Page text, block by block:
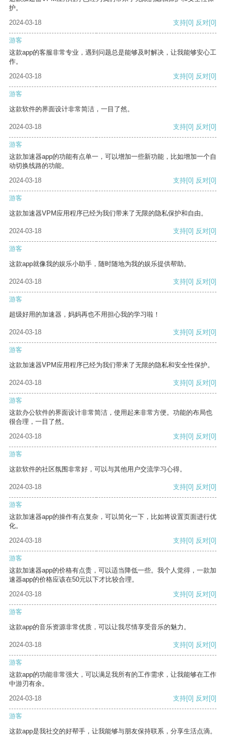
护。
2024-03-18
支持[0] 反对[0]
游客
这款app的客服非常专业，遇到问题总是能够及时解决，让我能够安心工
作。
2024-03-18
支持[0] 反对[0]
游客
这款软件的界面设计非常简洁，一目了然。
2024-03-18 支持[0] 反对[0]
游客
这款加速器app的功能有点单一，可以增加一些新功能，比如增加一个自
动切换线路的功能。
2024-03-18
支持[0] 反对[0]
游客
这款加速器VPM应用程序已经为我们带来了无限的隐私保护和自由。
2024-03-18 支持[0] 反对[0]
游客
这款app就像我的娱乐小助手，随时随地为我的娱乐提供帮助。
2024-03-18 支持[0] 反对[0]
游客
超级好用的加速器，妈妈再也不用担心我的学习啦！
2024-03-18 支持[0] 反对[0]
游客
这款加速器VPM应用程序已经为我们带来了无限的隐私和安全性保护。
2024-03-18 支持[0] 反对[0]
游客
这款办公软件的界面设计非常简洁，使用起来非常方便。功能的布局也
很合理，一目了然。
2024-03-18
支持[0] 反对[0]
游客
这款软件的社区氛围非常好，可以与其他用户交流学习心得。
2024-03-18 支持[0] 反对[0]
游客
这款加速器app的操作有点复杂，可以简化一下，比如将设置页面进行优
化。
2024-03-18
支持[0] 反对[0]
游客
这款加速器app的价格有点贵，可以适当降低一些。我个人觉得，一款加
速器app的价格应该在50元以下才比较合理。
2024-03-18
支持[0] 反对[0]
游客
这款app的音乐资源非常优质，可以让我尽情享受音乐的魅力。
2024-03-18 支持[0] 反对[0]
游客
这款app的功能非常强大，可以满足我所有的工作需求，让我能够在工作
中游刃有余。
2024-03-18
支持[0] 反对[0]
游客
这款app是我社交的好帮手，让我能够与朋友保持联系，分享生活点滴。